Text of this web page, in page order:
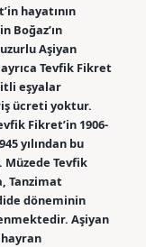
hayatının
Boğaz’ın
Aşiyan
Tevfik Fikret
eşyalar
ücreti yoktur.
Fikret’in 1906-
yılından bu
Tevfik
Tanzimat
döneminin
Aşiyan